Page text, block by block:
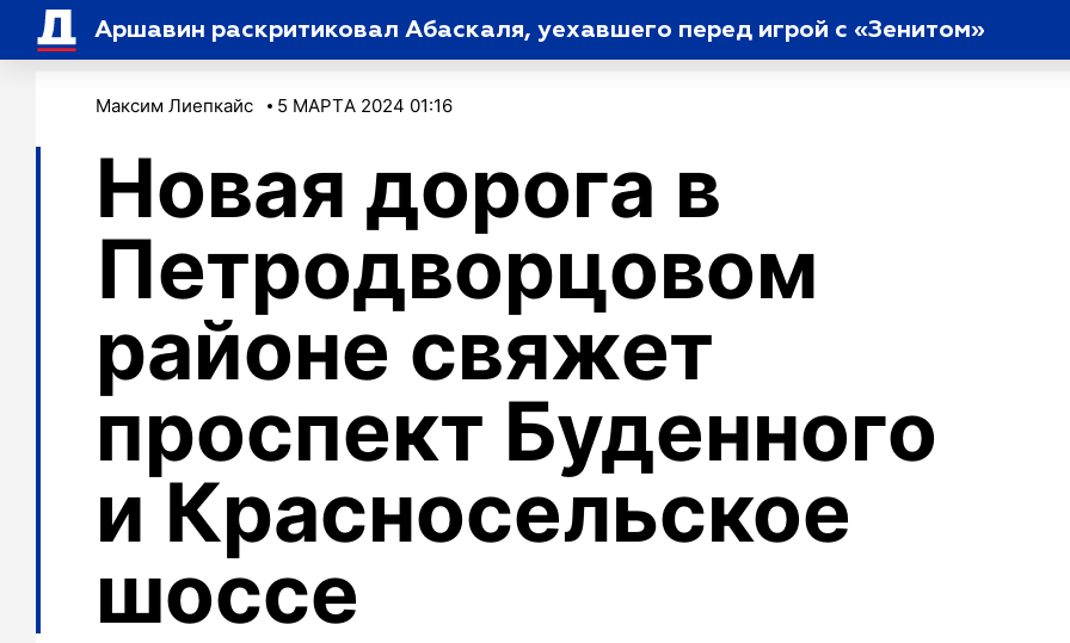
Аршавин раскритиковал Абаскаля, уехавшего перед игрой с «Зенитом»
Максим Лиепкайс 5 МАРТA 2024 01:16
Новая дорога в
Петродворцовом
районе свяжет
проспект Буденного
и Красносельское
шоссе